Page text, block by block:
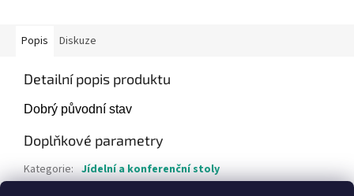
Popis Diskuze
Detailní popis produktu
Dobrý původní stav
Doplňkové parametry
Kategorie: Jídelní a konferenční stoly